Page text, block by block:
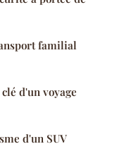
familial
d'un voyage
d'un SUV